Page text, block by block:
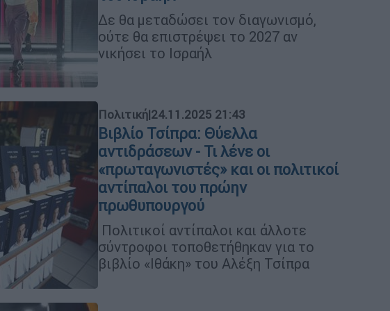
Δε θα μεταδώσει τον διαγωνισμό,
ούτε θα επιστρέψει το 2027 αν
νικήσει το Ισραήλ
Πολιτική|24.11.2025 21:43
Βιβλίο Τσίπρα: Θύελλα
αντιδράσεων - Τι λένε οι
«πρωταγωνιστές» και οι πολιτικοί
αντίπαλοι του πρώην
πρωθυπουργού
Πολιτικοί αντίπαλοι και άλλοτε
σύντροφοι τοποθετήθηκαν για το
βιβλίο «Ιθάκη» του Αλέξη Τσίπρα